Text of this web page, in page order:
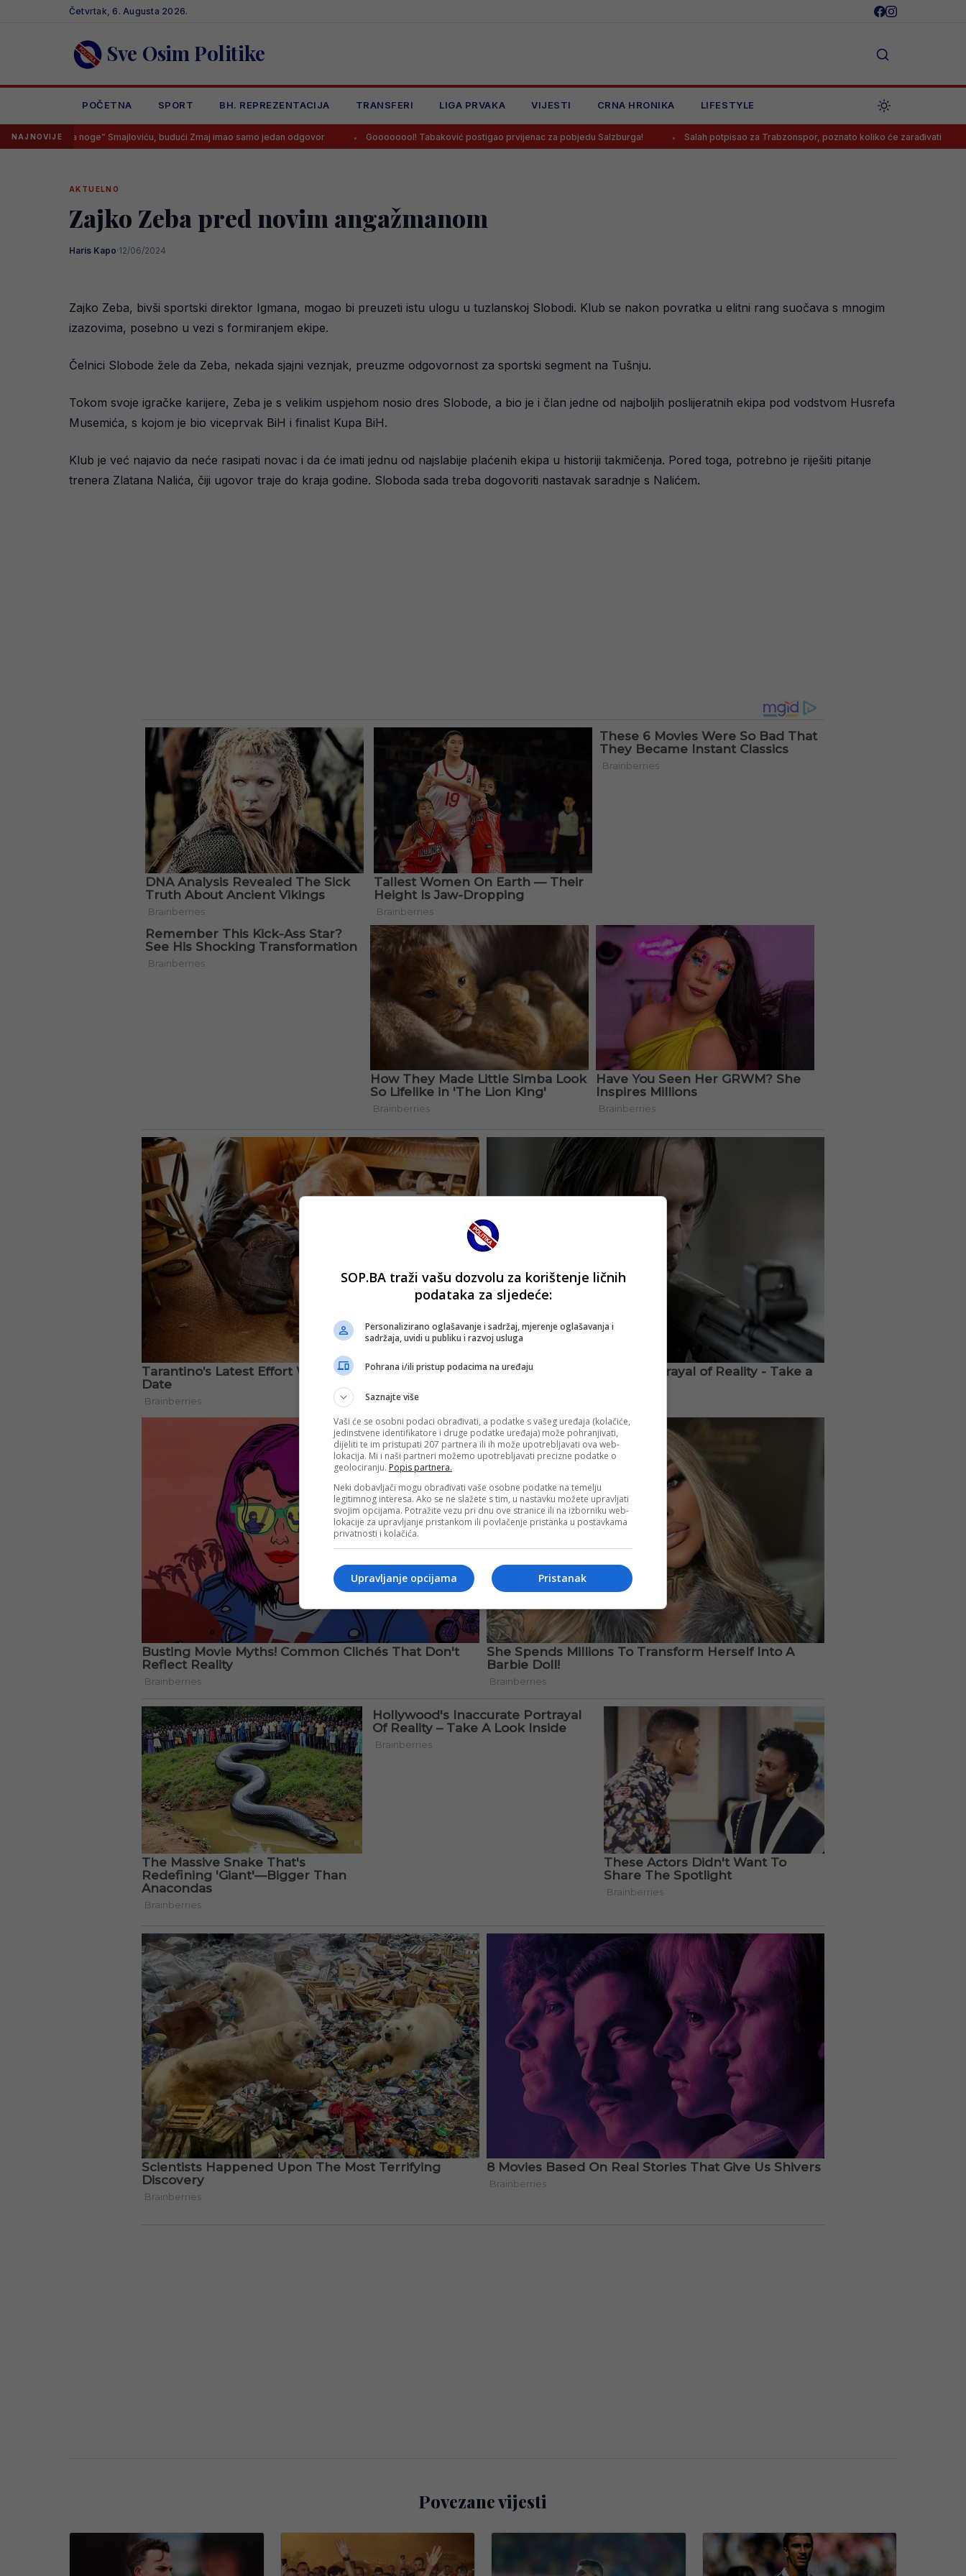
Četvrtak, 6. Augusta 2026.
Sve Osim Politike
POČETNA SPORT BH. REPREZENTACIJA TRANSFERI LIGA PRVAKA VIJESTI CRNA HRONIKA LIFESTYLE
NAJNOVIJE
noge” Smajloviću, budući Zmaj imao samo jedan odgovor Goooooool! Tabaković postigao prvijenac za pobjedu Salzburga! Salah potpisao za Trabzonspor, poznato koliko će zarađivati Poznato
AKTUELNO
Zajko Zeba pred novim angažmanom
Haris Kapo·12/06/2024
Zajko Zeba, bivši sportski direktor Igmana, mogao bi preuzeti istu ulogu u tuzlanskoj Slobodi. Klub se nakon povratka u elitni rang suočava s mnogim
izazovima, posebno u vezi s formiranjem ekipe.
Čelnici Slobode žele da Zeba, nekada sjajni veznjak, preuzme odgovornost za sportski segment na Tušnju.
Tokom svoje igračke karijere, Zeba je s velikim uspjehom nosio dres Slobode, a bio je i član jedne od najboljih poslijeratnih ekipa pod vodstvom Husrefa
Musemića, s kojom je bio viceprvak BiH i finalist Kupa BiH.
Klub je već najavio da neće rasipati novac i da će imati jednu od najslabije plaćenih ekipa u historiji takmičenja. Pored toga, potrebno je riješiti pitanje
trenera Zlatana Nalića, čiji ugovor traje do kraja godine. Sloboda sada treba dogovoriti nastavak saradnje s Nalićem.
Povezane vijesti
SOP.BA traži vašu dozvolu za korištenje ličnih
podataka za sljedeće:
Personalizirano oglašavanje i sadržaj, mjerenje oglašavanja i
sadržaja, uvidi u publiku i razvoj usluga
Pohrana i/ili pristup podacima na uređaju
Saznajte više
Vaši će se osobni podaci obrađivati, a podatke s vašeg uređaja (kolačiće,
jedinstvene identifikatore i druge podatke uređaja) može pohranjivati,
dijeliti te im pristupati 207 partnera ili ih može upotrebljavati ova web-
lokacija. Mi i naši partneri možemo upotrebljavati precizne podatke o
geolociranju. Popis partnera.
Neki dobavljači mogu obrađivati vaše osobne podatke na temelju
legitimnog interesa. Ako se ne slažete s tim, u nastavku možete upravljati
svojim opcijama. Potražite vezu pri dnu ove stranice ili na izborniku web-
lokacije za upravljanje pristankom ili povlačenje pristanka u postavkama
privatnosti i kolačića.
Pristanak
Upravljanje opcijama